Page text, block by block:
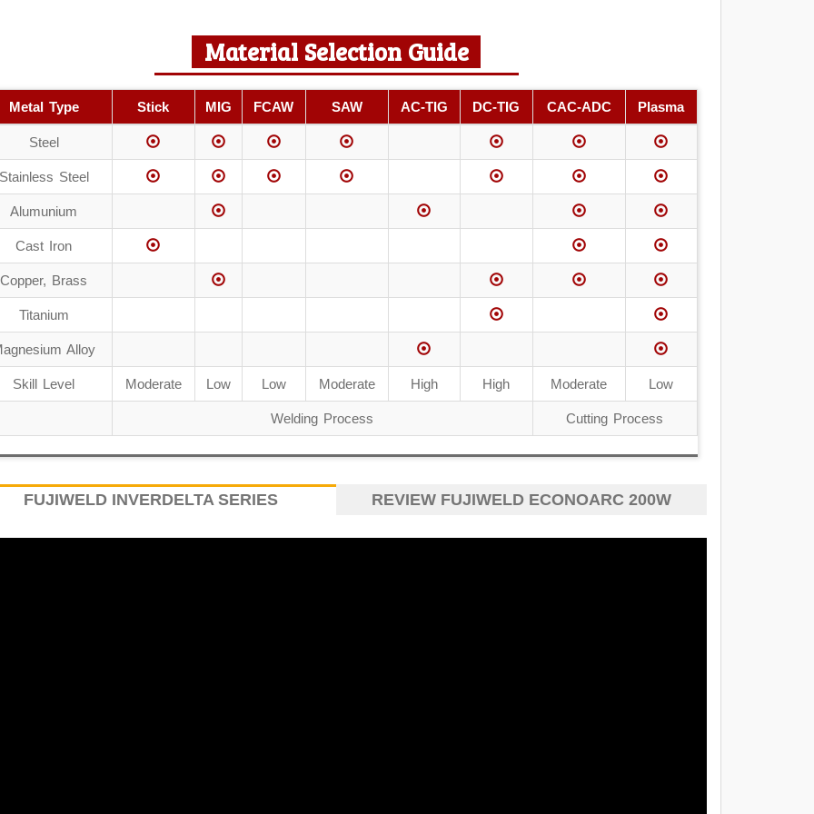
Material Selection Guide
Metal Type Stick MIG FCAW SAW AC-TIG DC-TIG CAC-ADC Plasma
Steel
Steel
Alumunium
Cast Iron
Copper, Brass
Titanium
Alloy
Skill Level Moderate Low Low Moderate High High Moderate Low
Welding Process Cutting Process
FUJIWELD INVERDELTA SERIES REVIEW FUJIWELD ECONOARC 200W